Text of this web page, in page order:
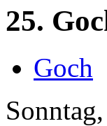
25.
Goch